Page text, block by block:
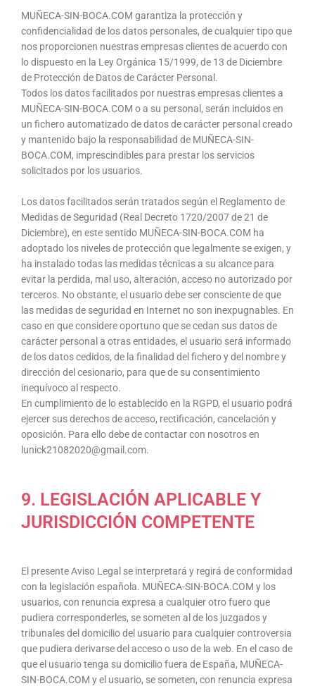
MUÑECA-SIN-BOCA.COM garantiza la protección y
confidencialidad de los datos personales, de cualquier tipo que
nos proporcionen nuestras empresas clientes de acuerdo con
lo dispuesto en la Ley Orgánica 15/1999, de 13 de Diciembre
de Protección de Datos de Carácter Personal.
Todos los datos facilitados por nuestras empresas clientes a
MUÑECA-SIN-BOCA.COM o a su personal, serán incluidos en
un fichero automatizado de datos de carácter personal creado
y mantenido bajo la responsabilidad de MUÑECA-SIN-
BOCA.COM, imprescindibles para prestar los servicios
solicitados por los usuarios.
Los datos facilitados serán tratados según el Reglamento de
Medidas de Seguridad (Real Decreto 1720/2007 de 21 de
Diciembre), en este sentido MUÑECA-SIN-BOCA.COM ha
adoptado los niveles de protección que legalmente se exigen, y
ha instalado todas las medidas técnicas a su alcance para
evitar la perdida, mal uso, alteración, acceso no autorizado por
terceros. No obstante, el usuario debe ser consciente de que
las medidas de seguridad en Internet no son inexpugnables. En
caso en que considere oportuno que se cedan sus datos de
carácter personal a otras entidades, el usuario será informado
de los datos cedidos, de la finalidad del fichero y del nombre y
dirección del cesionario, para que de su consentimiento
inequívoco al respecto.
En cumplimiento de lo establecido en la RGPD, el usuario podrá
ejercer sus derechos de acceso, rectificación, cancelación y
oposición. Para ello debe de contactar con nosotros en
lunick21082020@gmail.com.
9. LEGISLACIÓN APLICABLE Y
JURISDICCIÓN COMPETENTE
El presente Aviso Legal se interpretará y regirá de conformidad
con la legislación española. MUÑECA-SIN-BOCA.COM y los
usuarios, con renuncia expresa a cualquier otro fuero que
pudiera corresponderles, se someten al de los juzgados y
tribunales del domicilio del usuario para cualquier controversia
que pudiera derivarse del acceso o uso de la web. En el caso de
que el usuario tenga su domicilio fuera de España, MUÑECA-
SIN-BOCA.COM y el usuario, se someten, con renuncia expresa